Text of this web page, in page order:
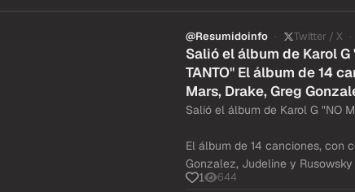
@Resumidoinfo Twitter / X
Salió el álbum de Karol G
TANTO" El álbum de 14
Mars, Drake, Greg
Salió el álbum de Karol G "NO
El álbum de 14 canciones, con
Gonzalez, Judeline y Rusowsky
1 644